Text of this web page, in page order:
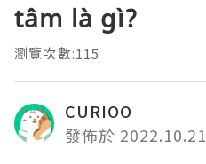
tâm là gì?
瀏覽次數:115
CURIOO
發佈於 2022.10.21